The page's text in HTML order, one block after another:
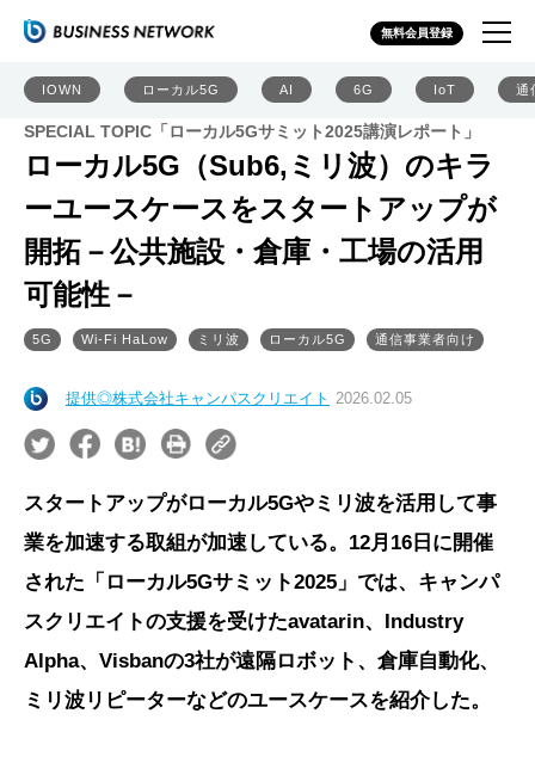
無料会員登録
IOWN ローカル5G AI 6G IoT 通
SPECIAL TOPIC「ローカル5Gサミット2025講演レポート」
ローカル5G（Sub6,ミリ波）のキラ
ーユースケースをスタートアップが
開拓－公共施設・倉庫・工場の活用
可能性－
5G Wi-Fi HaLow ミリ波 ローカル5G 通信事業者向け
提供◎株式会社キャンパスクリエイト 2026.02.05
スタートアップがローカル5Gやミリ波を活用して事
業を加速する取組が加速している。12月16日に開催
された「ローカル5Gサミット2025」では、キャンパ
スクリエイトの支援を受けたavatarin、Industry
Alpha、Visbanの3社が遠隔ロボット、倉庫自動化、
ミリ波リピーターなどのユースケースを紹介した。